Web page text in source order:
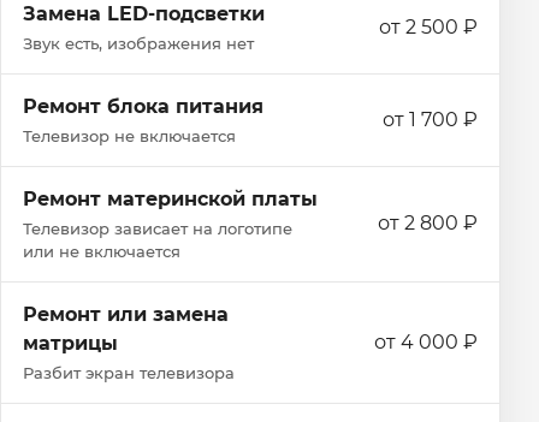
Замена LED-подсветки
Звук есть, изображения нет
от 2 500 ₽
Ремонт блока питания
Телевизор не включается
от 1 700 ₽
Ремонт материнской платы
Телевизор зависает на логотипе
или не включается
от 2 800 ₽
Ремонт или замена
матрицы
Разбит экран телевизора
от 4 000 ₽